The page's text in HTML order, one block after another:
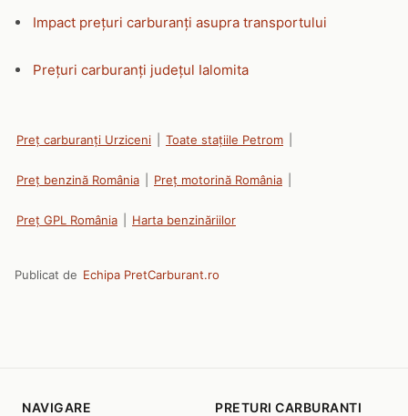
Impact prețuri carburanți asupra transportului
Prețuri carburanți județul Ialomita
Preț carburanți Urziceni Toate stațiile Petrom
Preț benzină România Preț motorină România
Preț GPL România Harta benzinăriilor
Publicat de Echipa PretCarburant.ro
NAVIGARE PRETURI CARBURANTI